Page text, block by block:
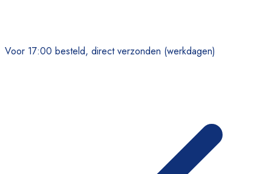
Voor 17:00 besteld, direct verzonden (werkdagen)